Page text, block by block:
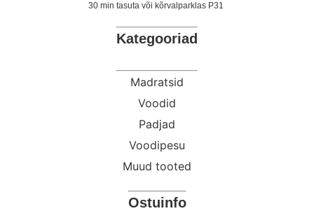
30 min tasuta või kõrvalparklas P31
Kategooriad
Madratsid
Voodid
Padjad
Voodipesu
Muud tooted
Ostuinfo